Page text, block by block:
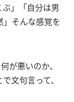
」「自分は男
そんな感覚を
が悪いのか、
文句言って、